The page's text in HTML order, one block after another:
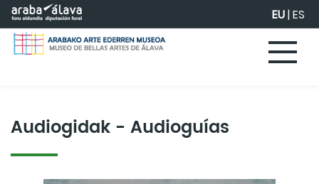
Eduki nagusira joan EU|ES
Audiogidak - Audioguías